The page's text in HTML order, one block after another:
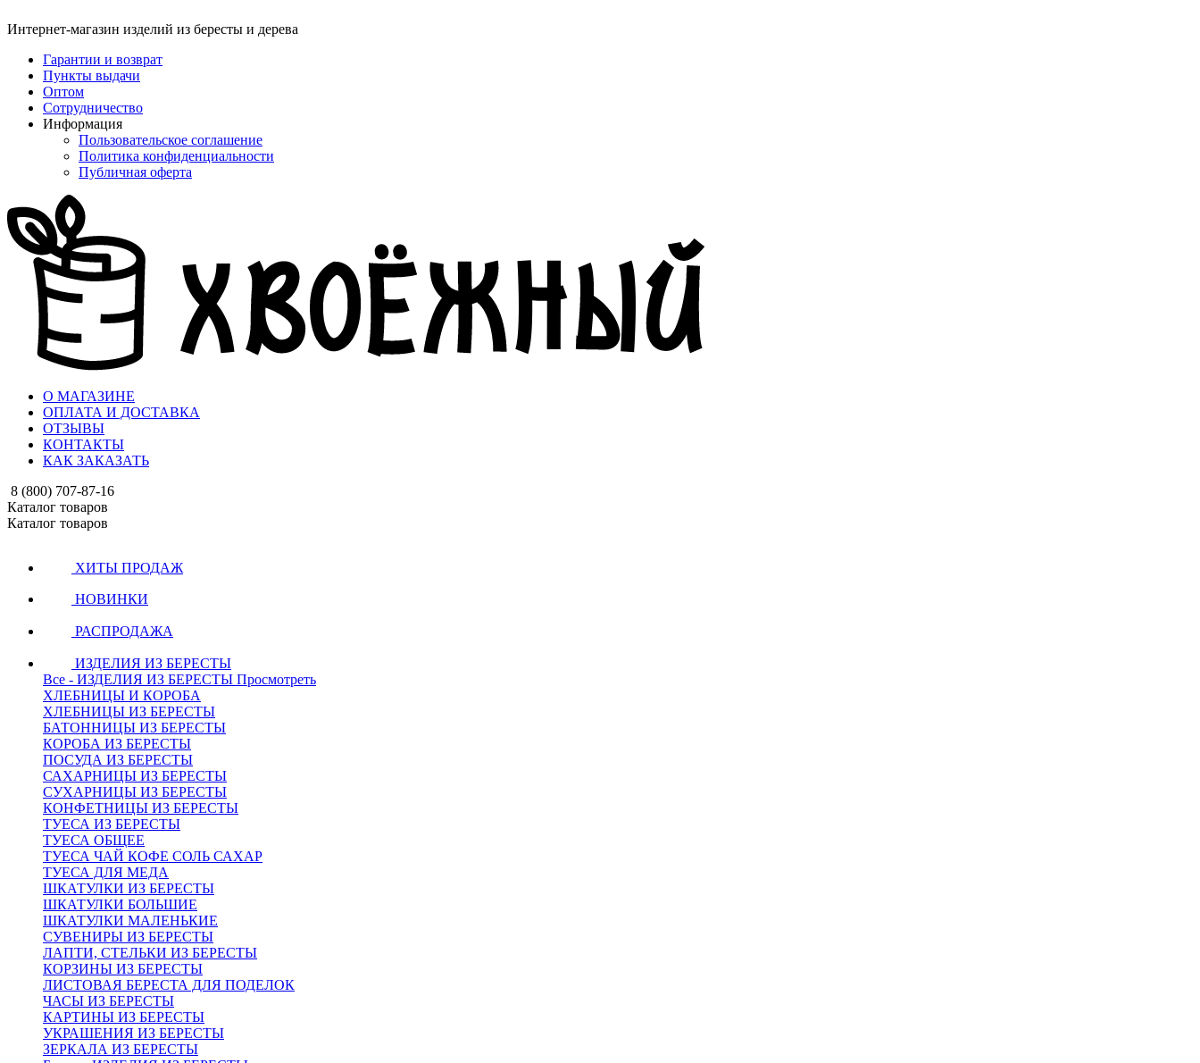
Интернет-магазин изделий из бересты и дерева
Гарантии и возврат
Пункты выдачи
Оптом
Сотрудничество
Информация
Пользовательское соглашение
Политика конфиденциальности
Публичная оферта
О МАГАЗИНЕ
ОПЛАТА И ДОСТАВКА
ОТЗЫВЫ
КОНТАКТЫ
КАК ЗАКАЗАТЬ
8 (800) 707-87-16
Каталог товаров
Каталог товаров
ХИТЫ ПРОДАЖ
НОВИНКИ
РАСПРОДАЖА
ИЗДЕЛИЯ ИЗ БЕРЕСТЫ
Все - ИЗДЕЛИЯ ИЗ БЕРЕСТЫ Просмотреть
ХЛЕБНИЦЫ И КОРОБА
ХЛЕБНИЦЫ ИЗ БЕРЕСТЫ
БАТОННИЦЫ ИЗ БЕРЕСТЫ
КОРОБА ИЗ БЕРЕСТЫ
ПОСУДА ИЗ БЕРЕСТЫ
САХАРНИЦЫ ИЗ БЕРЕСТЫ
СУХАРНИЦЫ ИЗ БЕРЕСТЫ
КОНФЕТНИЦЫ ИЗ БЕРЕСТЫ
ТУЕСА ИЗ БЕРЕСТЫ
ТУЕСА ОБЩЕЕ
ТУЕСА ЧАЙ КОФЕ СОЛЬ САХАР
ТУЕСА ДЛЯ МЕДА
ШКАТУЛКИ ИЗ БЕРЕСТЫ
ШКАТУЛКИ БОЛЬШИЕ
ШКАТУЛКИ МАЛЕНЬКИЕ
СУВЕНИРЫ ИЗ БЕРЕСТЫ
ЛАПТИ, СТЕЛЬКИ ИЗ БЕРЕСТЫ
КОРЗИНЫ ИЗ БЕРЕСТЫ
ЛИСТОВАЯ БЕРЕСТА ДЛЯ ПОДЕЛОК
ЧАСЫ ИЗ БЕРЕСТЫ
КАРТИНЫ ИЗ БЕРЕСТЫ
УКРАШЕНИЯ ИЗ БЕРЕСТЫ
ЗЕРКАЛА ИЗ БЕРЕСТЫ